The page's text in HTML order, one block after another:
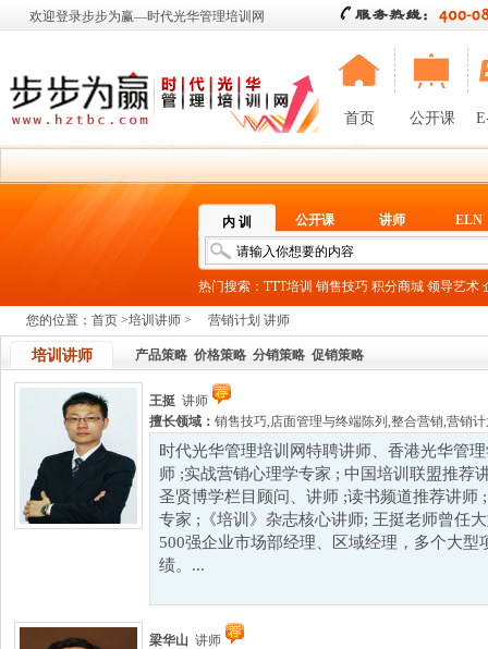
欢迎登录步步为赢—时代光华管理培训网
首页 公开课
内 训 公开课 讲师 ELN
热门搜索： TTT培训 销售技巧 积分商城 领导艺术
您的位置： 首页 >培训讲师 > 营销计划 讲师
培训讲师 产品策略 价格策略 分销策略 促销策略
王挺 讲师
擅长领域： 销售技巧,店面管理与终端陈列 ,整合营销,营销
时代光华管理培训网特聘讲师、香港光华管
师 ;实战营销心理学专家 ; 中国培训联盟推荐
圣贤博学栏目顾问、讲师 ;读书频道推荐讲师
专家 ;《培训》杂志核心讲师; 王挺老师曾任
500强企业市场部经理、区域经理，多个大型
绩。...
梁华山 讲师